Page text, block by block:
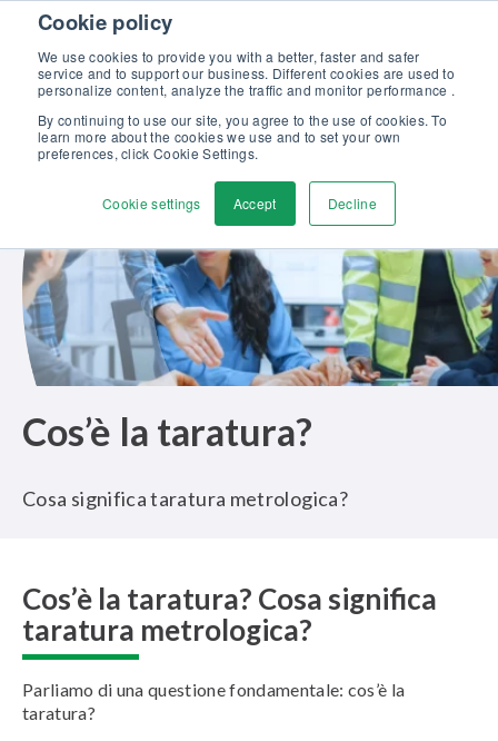
Cookie policy
We use cookies to provide you with a better, faster and safer
service and to support our business. Different cookies are used to
personalize content, analyze the traffic and monitor performance .
By continuing to use our site, you agree to the use of cookies. To
learn more about the cookies we use and to set your own
preferences, click Cookie Settings.
Cookie settings Accept Decline
Skip to content
Scopri la nostra nuova brochure Soluzioni Beamex per l’eccellenza
Contattaci
Cos’è la taratura?
Cosa significa taratura metrologica?
Cos’è la taratura? Cosa significa
taratura metrologica?
Parliamo di una questione fondamentale: cos’è la
taratura?